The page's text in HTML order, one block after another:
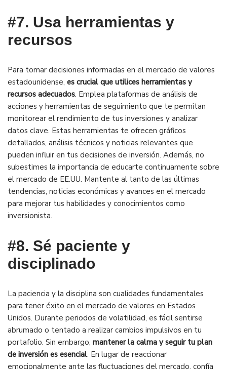
#7. Usa herramientas y
recursos
Para tomar decisiones informadas en el mercado de valores
estadounidense, es crucial que utilices herramientas y
recursos adecuados. Emplea plataformas de análisis de
acciones y herramientas de seguimiento que te permitan
monitorear el rendimiento de tus inversiones y analizar
datos clave. Estas herramientas te ofrecen gráficos
detallados, análisis técnicos y noticias relevantes que
pueden influir en tus decisiones de inversión. Además, no
subestimes la importancia de educarte continuamente sobre
el mercado de EE.UU. Mantente al tanto de las últimas
tendencias, noticias económicas y avances en el mercado
para mejorar tus habilidades y conocimientos como
inversionista.
#8. Sé paciente y
disciplinado
La paciencia y la disciplina son cualidades fundamentales
para tener éxito en el mercado de valores en Estados
Unidos. Durante periodos de volatilidad, es fácil sentirse
abrumado o tentado a realizar cambios impulsivos en tu
portafolio. Sin embargo, mantener la calma y seguir tu plan
de inversión es esencial. En lugar de reaccionar
emocionalmente ante las fluctuaciones del mercado, confía